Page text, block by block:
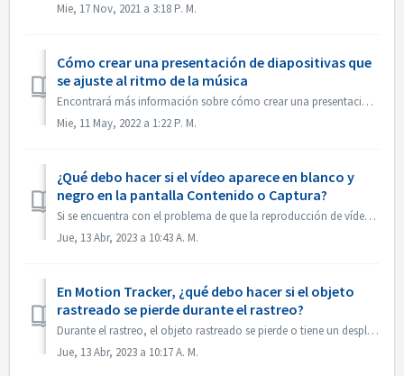
Mie, 17 Nov, 2021 a 3:18 P. M.
Cómo crear una presentación de diapositivas que
se ajuste al ritmo de la música
Encontrará más información sobre cómo crear una presentación de diapositivas según el ritmo de la música en el siguiente enlace: Crear una presentación de d...
Mie, 11 May, 2022 a 1:22 P. M.
¿Qué debo hacer si el vídeo aparece en blanco y
negro en la pantalla Contenido o Captura?
Si se encuentra con el problema de que la reproducción de vídeo es en blanco y negro, pero la exportación / grabación es en color, por favor, actualice el s...
Jue, 13 Abr, 2023 a 10:43 A. M.
En Motion Tracker, ¿qué debo hacer si el objeto
rastreado se pierde durante el rastreo?
Durante el rastreo, el objeto rastreado se pierde o tiene un desplazamiento, puede "detener el rastreo" inmediatamente, hacer clic en "Acerca...
Jue, 13 Abr, 2023 a 10:17 A. M.